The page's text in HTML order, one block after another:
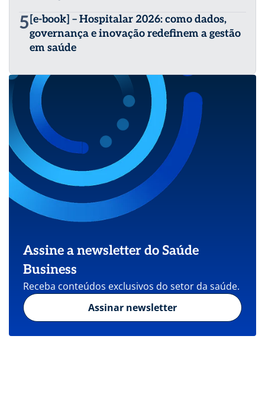
5 [e-book] – Hospitalar 2026: como dados,
governança e inovação redefinem a gestão
em saúde
Assine a newsletter do Saúde
Business
Receba conteúdos exclusivos do setor da saúde.
Assinar newsletter